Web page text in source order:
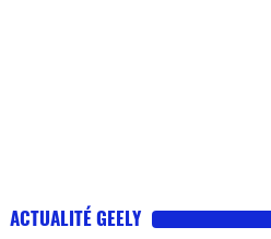
ACTUALITÉ GEELY